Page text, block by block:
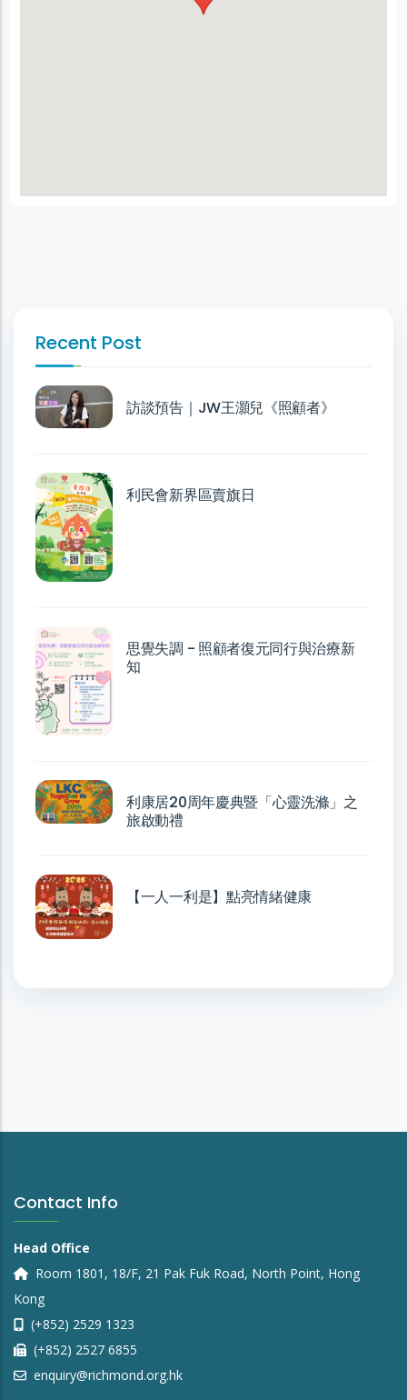
Recent Post
訪談預告｜JW王灝兒《照顧者》
利民會新界區賣旗日
思覺失調 - 照顧者復元同行與治療新
知
利康居20周年慶典暨「心靈洗滌」之
旅啟動禮
【一人一利是】點亮情緒健康
Contact Info
Head Office
Room 1801, 18/F, 21 Pak Fuk Road, North Point, Hong
Kong
(+852) 2529 1323
(+852) 2527 6855
enquiry@richmond.org.hk